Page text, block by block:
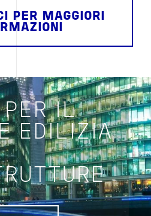
PER MAGGIORI
IL
EDILIZIA